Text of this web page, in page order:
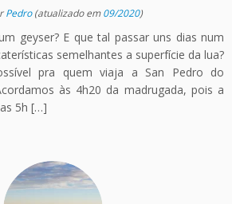
Pedro(atualizado em09/2020)
geyser? E que tal passar uns dias num
semelhantes a superfície da lua?
pra quem viaja a San Pedro do
às 4h20 da madrugada, pois a
5h […]